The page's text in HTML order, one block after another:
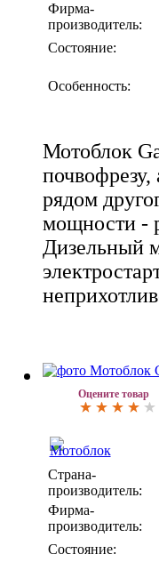
Фирма-
производитель:
Состояние:
Особенность:
Мотоблок
рядом
мощности -
Дизельный
Оцените товар
Страна-
производитель:
Фирма-
производитель:
Состояние: